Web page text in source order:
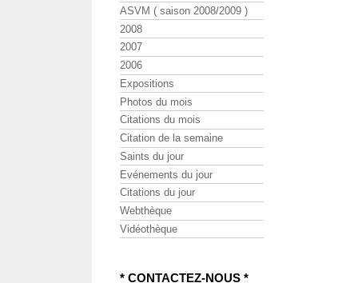
ASVM ( saison 2008/2009 )
2008
2007
2006
Expositions
Photos du mois
Citations du mois
Citation de la semaine
Saints du jour
Evénements du jour
Citations du jour
Webthèque
Vidéothèque
* CONTACTEZ-NOUS *